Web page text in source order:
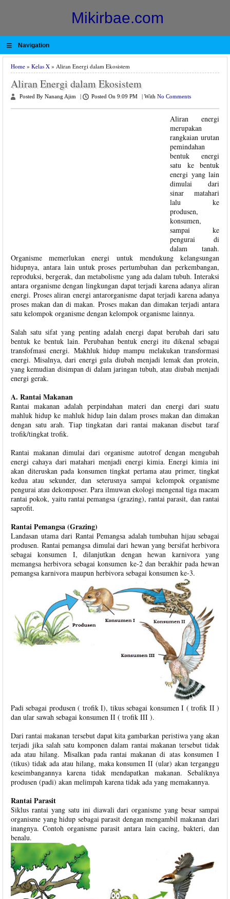
Mikirbae.com
≡ Navigation
Home » Kelas X » Aliran Energi dalam Ekosistem
Aliran Energi dalam Ekosistem
Posted By Nanang Ajim Posted On 9:09 PM With No Comments
Aliran energi
merupakan
rangkaian urutan
pemindahan
bentuk energi
satu ke bentuk
energi yang lain
dimulai dari
sinar matahari
lalu ke
produsen,
konsumen,
sampai ke
pengurai di
dalam tanah.
Organisme memerlukan energi untuk mendukung kelangsungan
hidupnya, antara lain untuk proses pertumbuhan dan perkembangan,
reproduksi, bergerak, dan metabolisme yang ada dalam tubuh. Interaksi
antara organisme dengan lingkungan dapat terjadi karena adanya aliran
energi. Proses aliran energi antarorganisme dapat terjadi karena adanya
proses makan dan di makan. Proses makan dan dimakan terjadi antara
satu kelompok organisme dengan kelompok organisme lainnya.
Salah satu sifat yang penting adalah energi dapat berubah dari satu
bentuk ke bentuk lain. Perubahan bentuk energi itu dikenal sebagai
transfofmasi energi. Makhluk hidup mampu melakukan transformasi
energi. Misalnya, dari energi gula diubah menjadi lemak dan protein,
yang kemudian disimpan di dalam jaringan tubuh, atau diubah menjadi
energi gerak.
A. Rantai Makanan
Rantai makanan adalah perpindahan materi dan energi dari suatu
mahluk hidup ke mahluk hidup lain dalam proses makan dan dimakan
dengan satu arah. Tiap tingkatan dari rantai makanan disebut taraf
trofik/tingkat trofik.
Rantai makanan dimulai dari organisme autotrof dengan mengubah
energi cahaya dari matahari menjadi energi kimia. Energi kimia ini
akan diteruskan pada konsumen tingkat pertama atau primer, tingkat
kedua atau sekunder, dan seterusnya sampai kelompok organisme
pengurai atau dekomposer. Para ilmuwan ekologi mengenal tiga macam
rantai pokok, yaitu rantai pemangsa (grazing), rantai parasit, dan rantai
saprofit.
Rantai Pemangsa (Grazing)
Landasan utama dari Rantai Pemangsa adalah tumbuhan hijau sebagai
produsen. Rantai pemangsa dimulai dari hewan yang bersifat herbivora
sebagai konsumen I, dilanjutkan dengan hewan karnivora yang
memangsa herbivora sebagai konsumen ke-2 dan berakhir pada hewan
pemangsa karnivora maupun herbivora sebagai konsumen ke-3.
Padi sebagai produsen ( trofik I), tikus sebagai konsumen I ( trofik II )
dan ular sawah sebagai konsumen II ( trofik III ).
Dari rantai makanan tersebut dapat kita gambarkan peristiwa yang akan
terjadi jika salah satu komponen dalam rantai makanan tersebut tidak
ada atau hilang. Misalkan pada rantai makanan di atas konsumen I
(tikus) tidak ada atau hilang, maka konsumen II (ular) akan terganggu
keseimbangannya karena tidak mendapatkan makanan. Sebaliknya
produsen (padi) akan melimpah karena tidak ada yang memakannya.
Rantai Parasit
Siklus rantai yang satu ini diawali dari organisme yang besar sampai
organisme yang hidup sebagai parasit dengan mengambil makanan dari
inangnya. Contoh organisme parasit antara lain cacing, bakteri, dan
benalu.